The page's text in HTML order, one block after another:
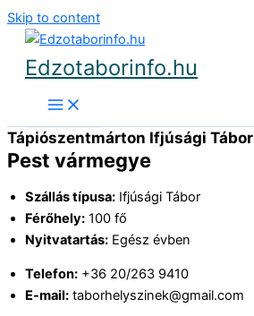
Skip to content
Edzotaborinfo.hu
Tápiószentmárton Ifjúsági Tábor
Pest vármegye
Szállás típusa: Ifjúsági Tábor
Férőhely: 100 fő
Nyitvatartás: Egész évben
Telefon: +36 20/263 9410
E-mail: taborhelyszinek@gmail.com